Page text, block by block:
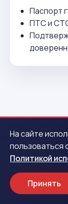
Паспорт
ПТС и
Как
На сайте
пользоваться
Политикой
Принять